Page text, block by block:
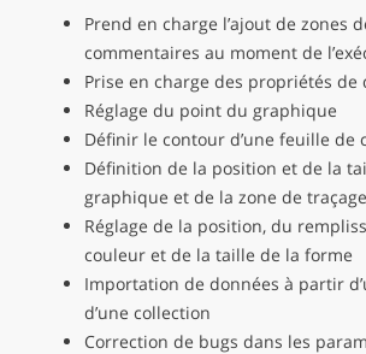
Prend en charge l’ajout de zones
commentaires au moment de
Prise en charge des propriétés de
Réglage du point du graphique
Définir le contour d’une feuille de
Définition de la position et de la
graphique et de la zone de
Réglage de la position, du
couleur et de la taille de la forme
Importation de données à partir
d’une collection
Correction de bugs dans les